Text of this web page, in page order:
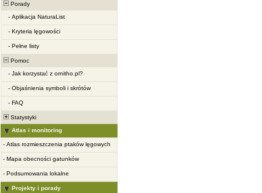
Porady
- Aplikacja NaturaList
- Kryteria lęgowości
- Pełne listy
Pomoc
- Jak korzystać z ornitho.pl?
- Objaśnienia symboli i skrótów
- FAQ
Statystyki
Atlas i monitoring
- Atlas rozmieszczenia ptaków lęgowych
- Mapa obecności gatunków
- Podsumowania lokalne
Projekty i porady